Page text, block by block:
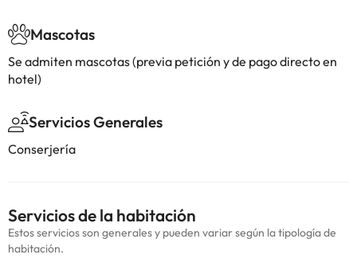
Mascotas
Se admiten mascotas (previa petición y de pago directo en
hotel)
Servicios Generales
Conserjería
Servicios de la habitación
Estos servicios son generales y pueden variar según la tipología de
habitación.